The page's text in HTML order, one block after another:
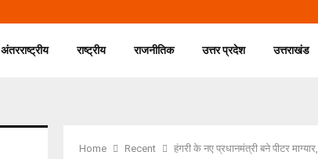
अंतरराष्ट्रीय राष्ट्रीय राजनीतिक उत्तर प्रदेश उत्तराखंड
Home Recent हंगरी के नए प्रधानमंत्री बने पीटर